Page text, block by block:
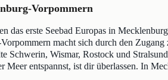
Vorpommern
das erste Seebad Europas in
macht sich durch den
Schwerin, Wismar, Rostock und
Meer entspannst, ist dir überlassen. In